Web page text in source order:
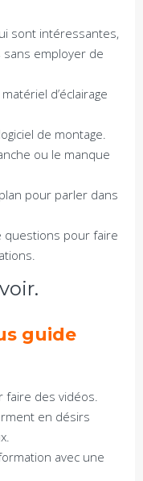
sont intéressantes,
employer de
d’éclairage
de montage.
ou le manque
pour parler dans
questions pour faire
guide
faire des vidéos.
en désirs
avec une